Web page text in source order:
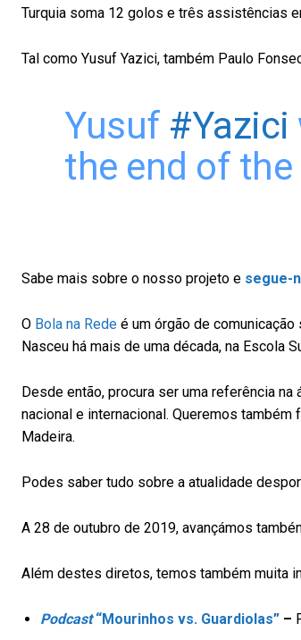
Turquia soma 12 golos e três assistências
Tal como Yusuf Yazici, também Paulo
Yusuf #Yazici
the end of the
Sabe mais sobre o nosso projeto e segue-
O Bola na Rede é um órgão de
Nasceu há mais de uma década, na Escola
Desde então, procura ser uma referência na
nacional e internacional. Queremos também
Madeira.
Podes saber tudo sobre a atualidade
A 28 de outubro de 2019, avançámos
Além destes diretos, temos também muita
Podcast“Mourinhos vs. Guardiolas” –